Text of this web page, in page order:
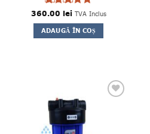
Evaluat la
5din 5
360.00 lei TVA Inclus
ADAUGĂ ÎN COȘ